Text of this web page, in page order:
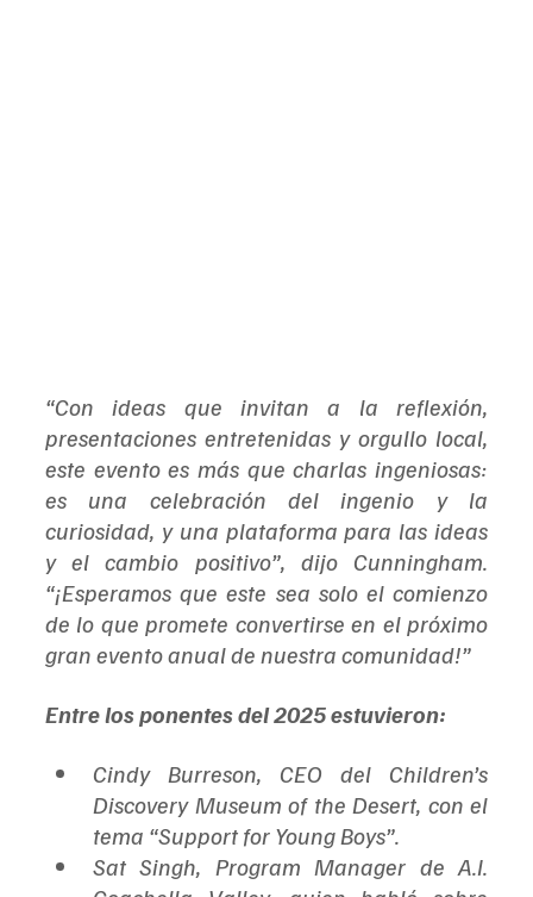
“Con ideas que invitan a la reflexión,
presentaciones entretenidas y orgullo local,
este evento es más que charlas ingeniosas:
es una celebración del ingenio y la
curiosidad, y una plataforma para las ideas
y el cambio positivo”, dijo Cunningham.
“¡Esperamos que este sea solo el comienzo
de lo que promete convertirse en el próximo
gran evento anual de nuestra comunidad!”
Entre los ponentes del 2025 estuvieron:
Cindy Burreson, CEO del Children’s
Discovery Museum of the Desert, con el
tema “Support for Young Boys”.
Sat Singh, Program Manager de A.I.